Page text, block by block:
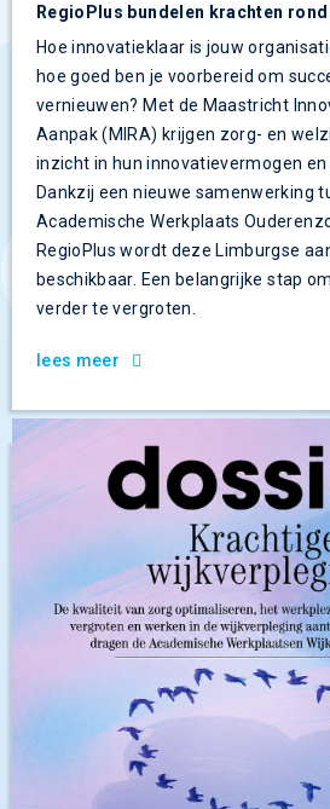
RegioPlus bundelen krachten rond
Hoe innovatieklaar is jouw
hoe goed ben je voorbereid om
vernieuwen? Met de Maastricht
Aanpak (MIRA) krijgen zorg- en
inzicht in hun innovatievermogen en
Dankzij een nieuwe samenwerking
Academische Werkplaats
RegioPlus wordt deze Limburgse
beschikbaar. Een belangrijke stap
verder te vergroten.
lees meer